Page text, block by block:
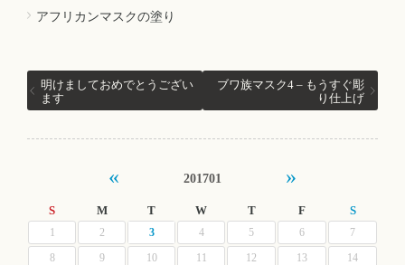
アフリカンマスクの塗り
明けましておめでとうござい
ます
ブワ族マスク4 – もうすぐ彫
り仕上げ
201701
S M T W T F S
1 2 3 4 5 6
7
8
9 10 11 12 13
14
« »